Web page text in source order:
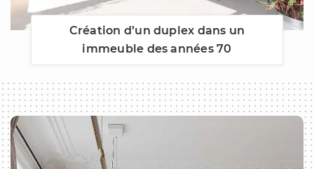
Création d’un duplex dans un
immeuble des années 70